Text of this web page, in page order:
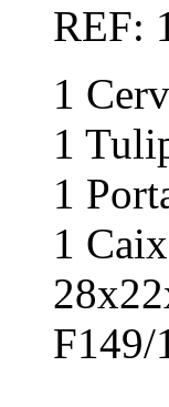
REF:
1
1
1
1
F149/